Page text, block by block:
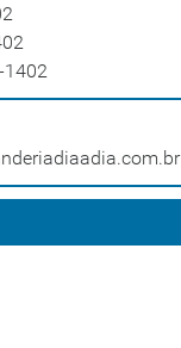
1402